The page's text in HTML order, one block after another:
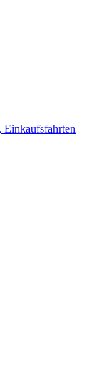
Einkaufsfahrten